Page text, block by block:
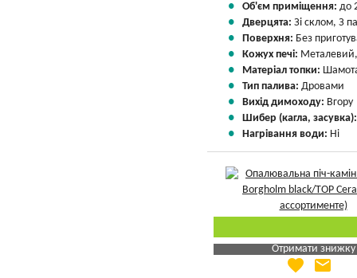
Об'єм приміщення: до
Дверцята: Зі склом, З
Поверхня: Без
Кожух печі:
Матеріал топки:
Тип палива: Дровами
Вихід димоходу: Вгору
Шибер (кагла,
Нагрівання води: Ні
Отримати знижку
Яка Ваша ціна
favorite email